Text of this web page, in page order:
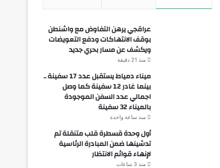
عراقجي يرهن التفاوض مع واشنطن
بوقف الانتهاكات ودفع التعويضات
ويكشف عن مسار بحري جديد
منذ 21 دقيقة
ميناء دمياط يستقبل عدد 17 سفينة ..
بينما غادر 12 سفينة كما وصل
اجمالي عدد السفن الموجودة
بالميناء 32 سفينة
منذ ساعة واحدة
أول وحدة قسطرة قلب متنقلة تم
تدشينها ضمن المبادرة الرئاسية
لإنهاء قوائم الانتظار
منذ 3 ساعات